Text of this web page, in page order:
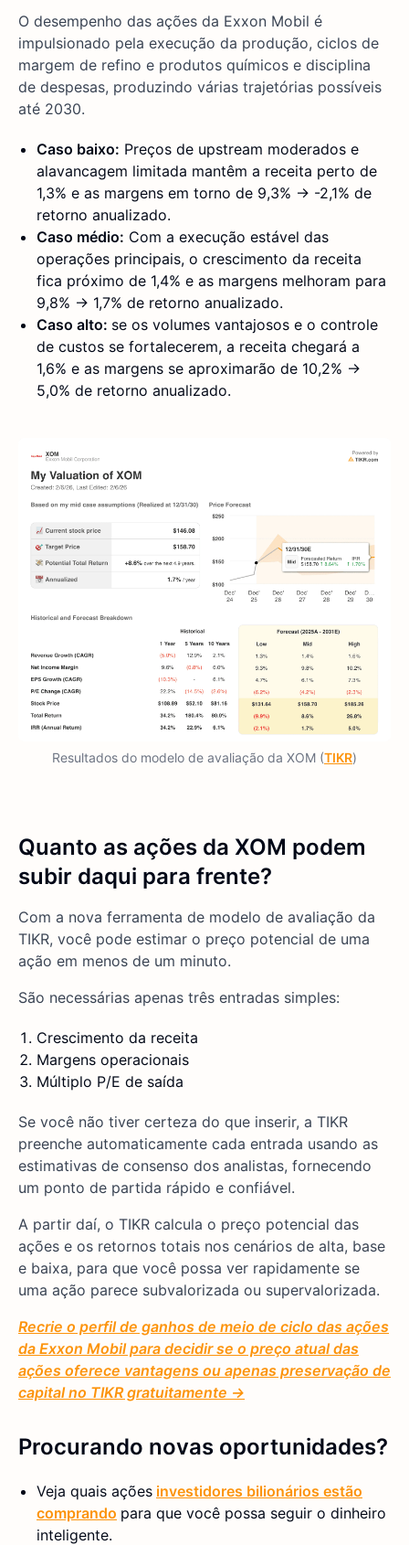
O desempenho das ações da Exxon Mobil é
impulsionado pela execução da produção, ciclos de
margem de refino e produtos químicos e disciplina
de despesas, produzindo várias trajetórias possíveis
até 2030.
Caso baixo: Preços de upstream moderados e
alavancagem limitada mantêm a receita perto de
1,3% e as margens em torno de 9,3% → -2,1% de
retorno anualizado.
Caso médio: Com a execução estável das
operações principais, o crescimento da receita
fica próximo de 1,4% e as margens melhoram para
9,8% → 1,7% de retorno anualizado.
Caso alto: se os volumes vantajosos e o controle
de custos se fortalecerem, a receita chegará a
1,6% e as margens se aproximarão de 10,2% →
5,0% de retorno anualizado.
Resultados do modelo de avaliação da XOM (TIKR)
Quanto as ações da XOM podem
subir daqui para frente?
Com a nova ferramenta de modelo de avaliação da
TIKR, você pode estimar o preço potencial de uma
ação em menos de um minuto.
São necessárias apenas três entradas simples:
Crescimento da receita
Margens operacionais
Múltiplo P/E de saída
Se você não tiver certeza do que inserir, a TIKR
preenche automaticamente cada entrada usando as
estimativas de consenso dos analistas, fornecendo
um ponto de partida rápido e confiável.
A partir daí, o TIKR calcula o preço potencial das
ações e os retornos totais nos cenários de alta, base
e baixa, para que você possa ver rapidamente se
uma ação parece subvalorizada ou supervalorizada.
Recrie o perfil de ganhos de meio de ciclo das ações
da Exxon Mobil para decidir se o preço atual das
ações oferece vantagens ou apenas preservação de
capital no TIKR gratuitamente →
Procurando novas oportunidades?
Veja quais ações investidores bilionários estão
comprando para que você possa seguir o dinheiro
inteligente.